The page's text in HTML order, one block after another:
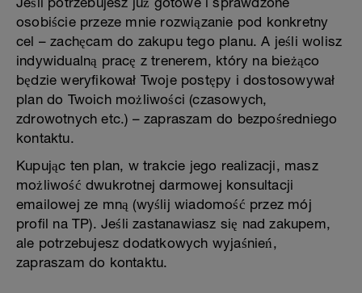
osobiście przeze mnie rozwiązanie pod konkretny
cel – zachęcam do zakupu tego planu. A jeśli wolisz
indywidualną pracę z trenerem, który na bieżąco
będzie weryfikował Twoje postępy i dostosowywał
plan do Twoich możliwości (czasowych,
zdrowotnych etc.) – zapraszam do bezpośredniego
kontaktu.
Kupując ten plan, w trakcie jego realizacji, masz
możliwość dwukrotnej darmowej konsultacji
emailowej ze mną (wyślij wiadomość przez mój
profil na TP). Jeśli zastanawiasz się nad zakupem,
ale potrzebujesz dodatkowych wyjaśnień,
zapraszam do kontaktu.